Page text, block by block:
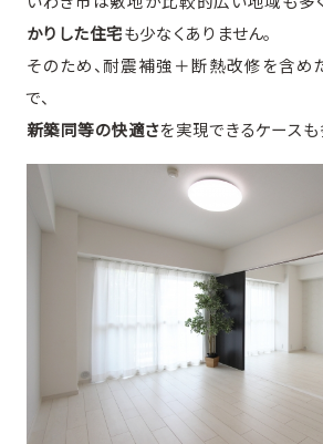
かりした住宅も少なくありません。
そのため、耐震補強＋断熱改修を含め
で、
新築同等の快適さを実現できるケースも